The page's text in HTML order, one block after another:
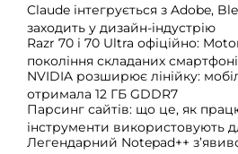
Claude інтегрується з Adobe,
заходить у дизайн-індустрію
Razr 70 і 70 Ultra офіційно:
покоління складаних
NVIDIA розширює лінійку:
отримала 12 ГБ GDDR7
Парсинг сайтів: що це, як
інструменти використовують
Легендарний Notepad++